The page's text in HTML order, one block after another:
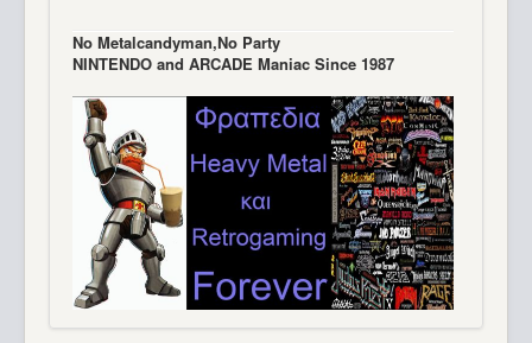
Νo Μetalcandyman,No Party
NINTENDO and ARCADE Maniac Since 1987